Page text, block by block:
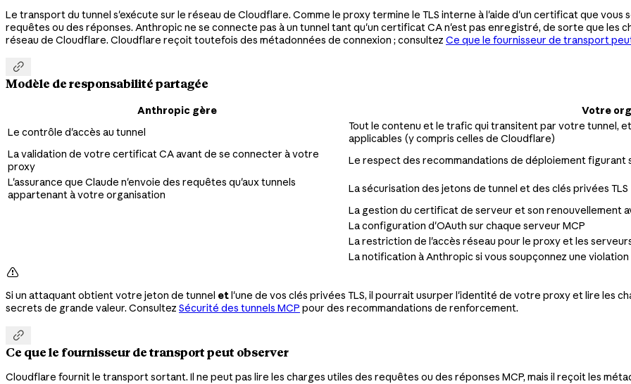
Le transport du tunnel s'exécute sur le réseau de Cloudflare. Comme le proxy termine le TLS interne à l'aide d'un certificat que
requêtes ou des réponses. Anthropic ne se connecte pas à un tunnel tant qu'un certificat CA n'est pas enregistré, de sorte que les
réseau de Cloudflare. Cloudflare reçoit toutefois des métadonnées de connexion ; consultez Ce que le fournisseur de transport

Modèle de responsabilité partagée
Anthropic gère
Votre
Le contrôle d'accès au tunnel
Tout le contenu et le trafic qui transitent par votre tunnel,
applicables (y compris celles de Cloudflare)
La validation de votre certificat CA avant de se connecter à votre
proxy
Le respect des recommandations de déploiement figurant
L'assurance que Claude n'envoie des requêtes qu'aux tunnels
appartenant à votre organisation
La sécurisation des jetons de tunnel et des clés privées TLS
La gestion du certificat de serveur et son renouvellement
La configuration d'OAuth sur chaque serveur MCP
La restriction de l'accès réseau pour le proxy et les
La notification à Anthropic si vous soupçonnez une violation

Si un attaquant obtient votre jeton de tunnel etl'une de vos clés privées TLS, il pourrait usurper l'identité de votre proxy et lire les
secrets de grande valeur. Consultez Sécurité des tunnels MCP pour des recommandations de renforcement.

Ce que le fournisseur de transport peut observer
Cloudflare fournit le transport sortant. Il ne peut pas lire les charges utiles des requêtes ou des réponses MCP, mais il reçoit les